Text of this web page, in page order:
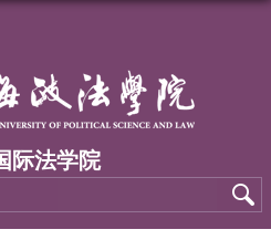
际法学院